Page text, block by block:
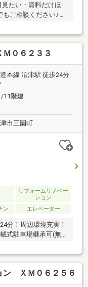
たい・資料だけほ
ご相談ください♪〇
ご相談（60分～）
談（60分～）メー
も大歓迎です☆平
だきます♪事前に鍵
でお早目にご連絡を
す。
０６２３３
道本線 沼津駅 徒歩24分
11階建
市三園町
リフォームリノベー
ション
ン エレベーター
分！周辺環境充実！
式駐車場継承可(無
校…約1060m・沼津
ーム内容】新規交
バス、トイレ、洗面
：クロス全室、床材
ン ＸＭ０６２５６